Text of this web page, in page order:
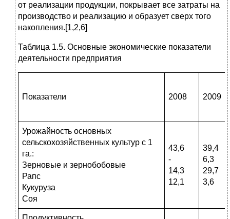
от реализации продукции, покрывает все затраты на
производство и реализацию и образует сверх того
накопления.[1,2,6]
Таблица 1.5. Основные экономические показатели
деятельности предприятия
Показатели 2008 2009
Урожайность основных
сельскохозяйственных культур с 1
га.:
Зерновые и зернобобовые
Рапс
Кукуруза
Соя
43,6
-
14,3
12,1
39,4
6,3
29,7
3,6